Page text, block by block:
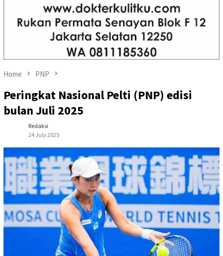
Home PNP
Peringkat Nasional Pelti (PNP) edisi
bulan Juli 2025
Redaksi
24 July 2025